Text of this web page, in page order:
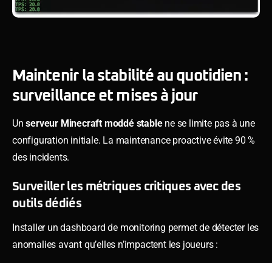
Maintenir la stabilité au quotidien :
surveillance et mises à jour
Unserveur Minecraft moddé stablene se limite pas à une
configuration initiale. La maintenance proactive évite 90 %
des incidents.
Surveiller les métriques critiques avec des
outils dédiés
Installer un dashboard de monitoring permet de détecter les
anomalies avant qu’elles n’impactent les joueurs :